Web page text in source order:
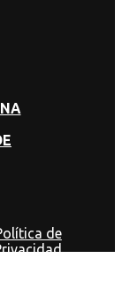
de